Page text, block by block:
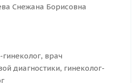
врач
диагностики, гинеколог-